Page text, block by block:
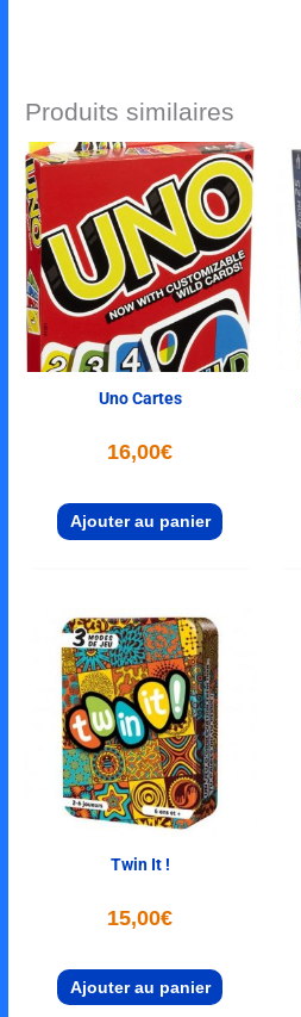
Produits similaires
Uno Cartes
16,00€
Ajouter au panier
Twin It !
15,00€
Ajouter au panier